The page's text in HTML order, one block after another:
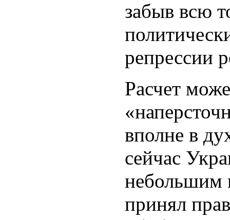
забыв всю
репрессии
Расчет
вполне в
сейчас
небольшим
принял